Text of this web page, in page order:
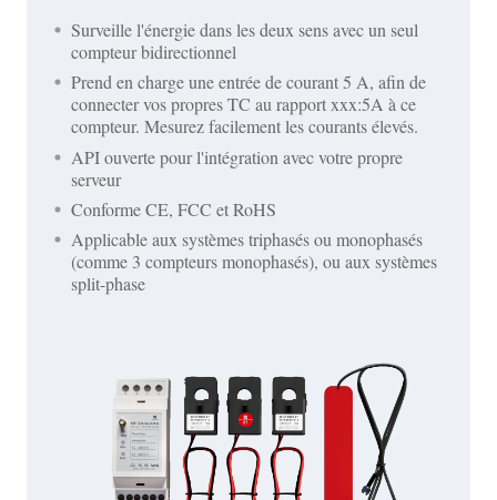
Surveille l'énergie dans les deux sens avec un seul
compteur bidirectionnel
Prend en charge une entrée de courant 5 A, afin de
connecter vos propres TC au rapport xxx:5A à ce
compteur. Mesurez facilement les courants élevés.
API ouverte pour l'intégration avec votre propre
serveur
Conforme CE, FCC et RoHS
Applicable aux systèmes triphasés ou monophasés
(comme 3 compteurs monophasés), ou aux systèmes
split-phase